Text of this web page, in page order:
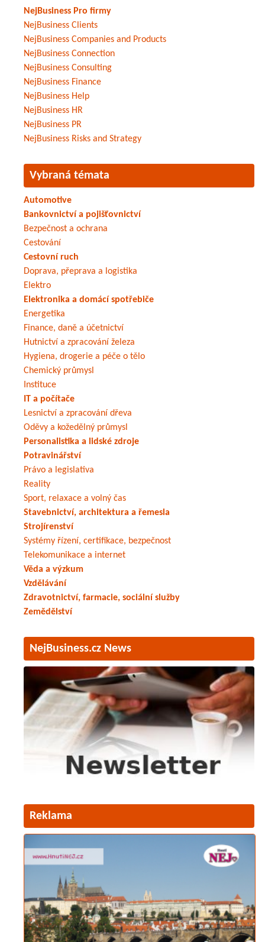
NejBusiness Pro firmy
NejBusiness Clients
NejBusiness Companies and Products
NejBusiness Connection
NejBusiness Consulting
NejBusiness Finance
NejBusiness Help
NejBusiness HR
NejBusiness PR
NejBusiness Risks and Strategy
Vybraná témata
Automotive
Bankovnictví a pojišťovnictví
Bezpečnost a ochrana
Cestování
Cestovní ruch
Doprava, přeprava a logistika
Elektro
Elektronika a domácí spotřebiče
Energetika
Finance, daně a účetnictví
Hutnictví a zpracování železa
Hygiena, drogerie a péče o tělo
Chemický průmysl
Instituce
IT a počítače
Lesnictví a zpracování dřeva
Oděvy a kožedělný průmysl
Personalistika a lidské zdroje
Potravinářství
Právo a legislativa
Reality
Sport, relaxace a volný čas
Stavebnictví, architektura a řemesla
Strojírenství
Systémy řízení, certifikace, bezpečnost
Telekomunikace a internet
Věda a výzkum
Vzdělávání
Zdravotnictví, farmacie, sociální služby
Zemědělství
NejBusiness.cz News
Reklama